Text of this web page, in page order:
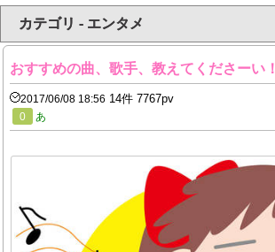
カテゴリ - エンタメ
おすすめの曲、歌手、教えてくださーい！
2017/06/08 18:56 14件 7767pv
0 あ